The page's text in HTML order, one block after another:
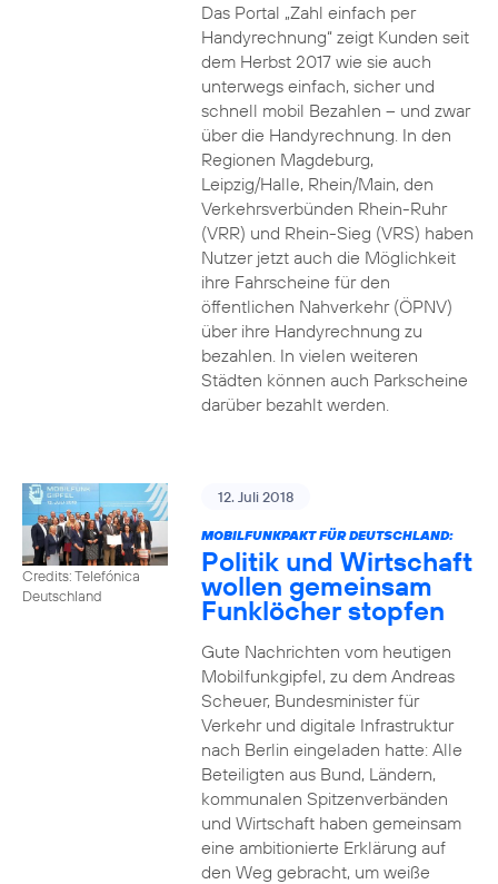
Das Portal „Zahl einfach per
Handyrechnung“ zeigt Kunden seit
dem Herbst 2017 wie sie auch
unterwegs einfach, sicher und
schnell mobil Bezahlen – und zwar
über die Handyrechnung. In den
Regionen Magdeburg,
Leipzig/Halle, Rhein/Main, den
Verkehrsverbünden Rhein-Ruhr
(VRR) und Rhein-Sieg (VRS) haben
Nutzer jetzt auch die Möglichkeit
ihre Fahrscheine für den
öffentlichen Nahverkehr (ÖPNV)
über ihre Handyrechnung zu
bezahlen. In vielen weiteren
Städten können auch Parkscheine
darüber bezahlt werden.
Credits: Telefónica
Deutschland
12. Juli 2018
MOBILFUNKPAKT FÜR DEUTSCHLAND:
Politik und Wirtschaft
wollen gemeinsam
Funklöcher stopfen
Gute Nachrichten vom heutigen
Mobilfunkgipfel, zu dem Andreas
Scheuer, Bundesminister für
Verkehr und digitale Infrastruktur
nach Berlin eingeladen hatte: Alle
Beteiligten aus Bund, Ländern,
kommunalen Spitzenverbänden
und Wirtschaft haben gemeinsam
eine ambitionierte Erklärung auf
den Weg gebracht, um weiße